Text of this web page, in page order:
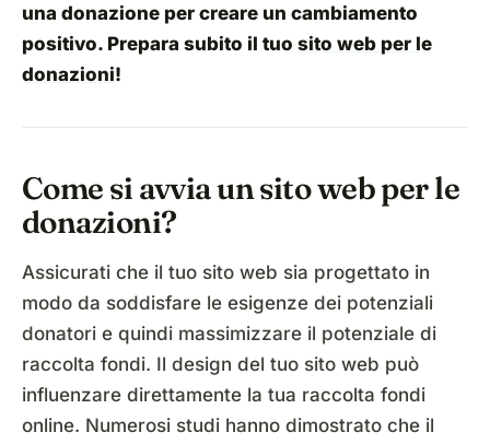
una donazione per creare un cambiamento
positivo. Prepara subito il tuo sito web per le
donazioni!
Come si avvia un sito web per le
donazioni?
Assicurati che il tuo sito web sia progettato in
modo da soddisfare le esigenze dei potenziali
donatori e quindi massimizzare il potenziale di
raccolta fondi. Il design del tuo sito web può
influenzare direttamente la tua raccolta fondi
online. Numerosi studi hanno dimostrato che il